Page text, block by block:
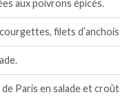
aux poivrons épicés.
filets
Paris en salade et